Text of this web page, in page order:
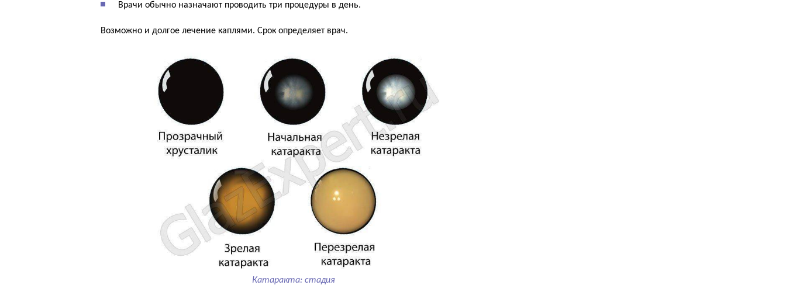
Врачи обычно назначают проводить три процедуры в день.
Возможно и долгое лечение каплями. Срок определяет врач.
Катаракта: стадия